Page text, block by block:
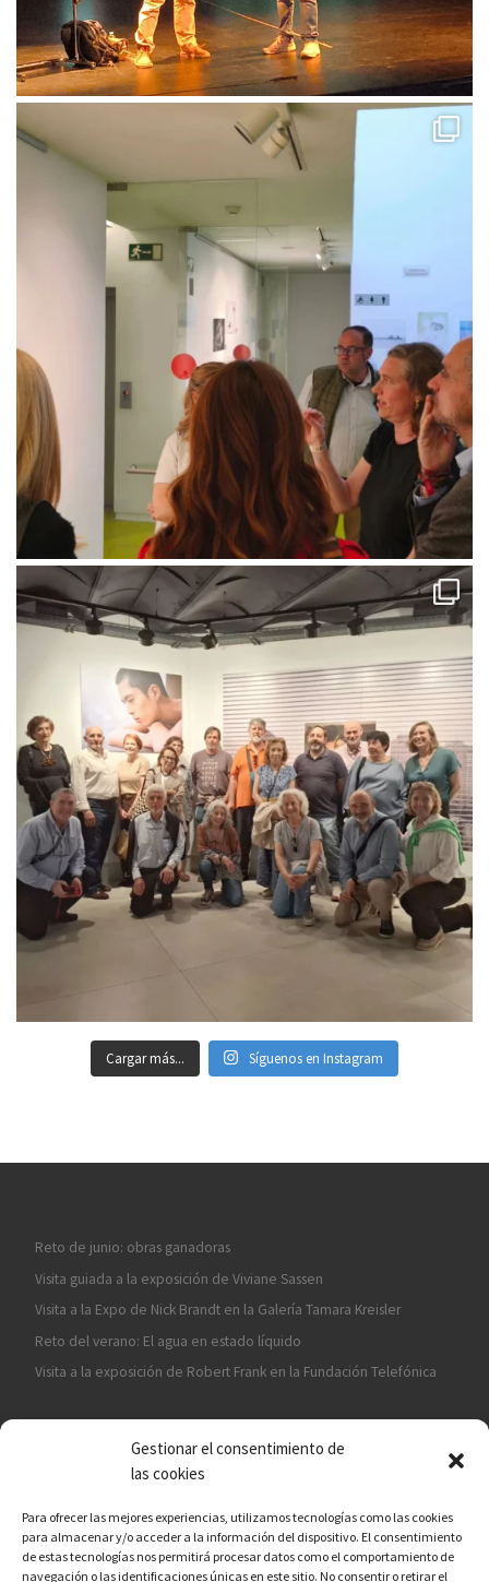
Gestionar el consentimiento de
las cookies
Para ofrecer las mejores experiencias, utilizamos tecnologías como las cookies
para almacenar y/o acceder a la información del dispositivo. El consentimiento
de estas tecnologías nos permitirá procesar datos como el comportamiento de
navegación o las identificaciones únicas en este sitio. No consentir o retirar el
Cargar más... Síguenos en Instagram
Reto de junio: obras ganadoras
Visita guiada a la exposición de Viviane Sassen
Visita a la Expo de Nick Brandt en la Galería Tamara Kreisler
Reto del verano: El agua en estado líquido
Visita a la exposición de Robert Frank en la Fundación Telefónica
¡ASÓCIATE A CÁMARA EN MANO!